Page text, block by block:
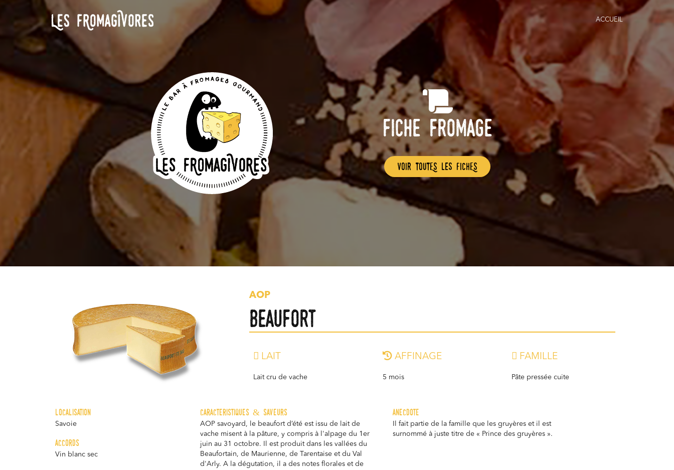
ACCUEIL
Fiche Fromage
voir toutEs les fichEs
AOP
Beaufort
LAIT
Lait cru de vache
AFFINAGE
5 mois
FAMILLE
Pâte pressée cuite
localisation
Savoie
accords
Vin blanc sec
caracteristiques & saveurs
AOP savoyard, le beaufort d’été est issu de lait de
vache misent à la pâture, y compris à l'alpage du 1er
juin au 31 octobre. Il est produit dans les vallées du
Beaufortain, de Maurienne, de Tarentaise et du Val
d'Arly. A la dégutation, il a des notes florales et de
anecdote
Il fait partie de la famille que les gruyères et il est
surnommé à juste titre de « Prince des gruyères ».